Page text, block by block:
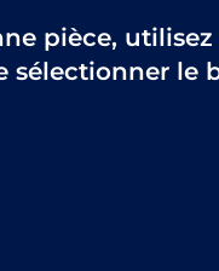
pièce,
sélectionner le